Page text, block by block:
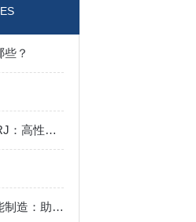
？
三菱伺服MR-J4-70GF-RJ：高性能伺服驱动解决方案
三菱张力检测器赋能智能制造：助力卷材生产线实现张力闭环控制与效率提升